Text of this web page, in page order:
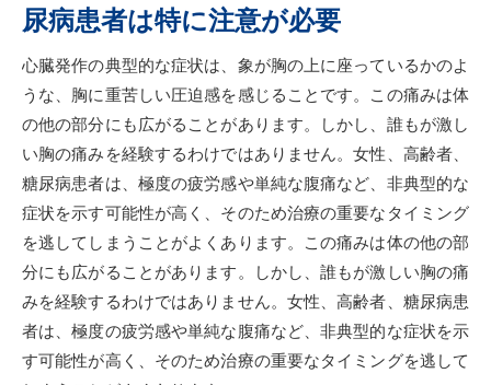
尿病患者は特に注意が必要
心臓発作の典型的な症状は、象が胸の上に座っているかのよ
うな、胸に重苦しい圧迫感を感じることです。この痛みは体
の他の部分にも広がることがあります。しかし、誰もが激し
い胸の痛みを経験するわけではありません。女性、高齢者、
糖尿病患者は、極度の疲労感や単純な腹痛など、非典型的な
症状を示す可能性が高く、そのため治療の重要なタイミング
を逃してしまうことがよくあります。この痛みは体の他の部
分にも広がることがあります。しかし、誰もが激しい胸の痛
みを経験するわけではありません。女性、高齢者、糖尿病患
者は、極度の疲労感や単純な腹痛など、非典型的な症状を示
す可能性が高く、そのため治療の重要なタイミングを逃して